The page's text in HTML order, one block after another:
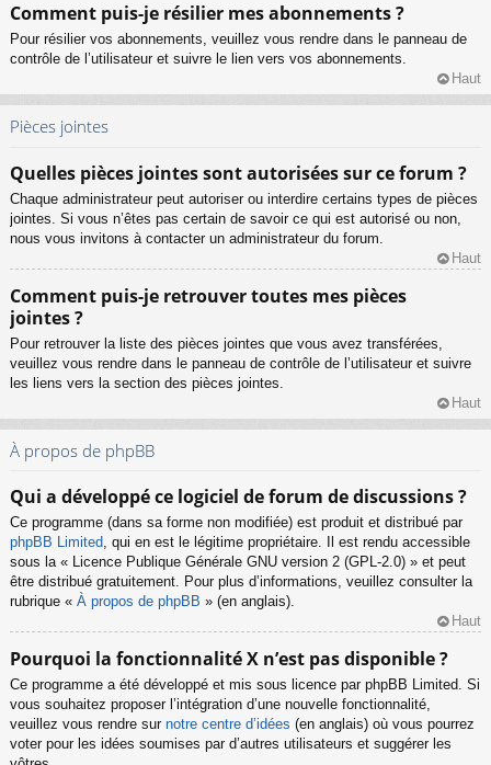
Comment puis-je résilier mes abonnements ?
Pour résilier vos abonnements, veuillez vous rendre dans le panneau de
contrôle de l’utilisateur et suivre le lien vers vos abonnements.
Haut
Pièces jointes
Quelles pièces jointes sont autorisées sur ce forum ?
Chaque administrateur peut autoriser ou interdire certains types de pièces
jointes. Si vous n’êtes pas certain de savoir ce qui est autorisé ou non,
nous vous invitons à contacter un administrateur du forum.
Haut
Comment puis-je retrouver toutes mes pièces
jointes ?
Pour retrouver la liste des pièces jointes que vous avez transférées,
veuillez vous rendre dans le panneau de contrôle de l’utilisateur et suivre
les liens vers la section des pièces jointes.
Haut
À propos de phpBB
Qui a développé ce logiciel de forum de discussions ?
Ce programme (dans sa forme non modifiée) est produit et distribué par
phpBB Limited, qui en est le légitime propriétaire. Il est rendu accessible
sous la « Licence Publique Générale GNU version 2 (GPL-2.0) » et peut
être distribué gratuitement. Pour plus d’informations, veuillez consulter la
rubrique « À propos de phpBB » (en anglais).
Haut
Pourquoi la fonctionnalité X n’est pas disponible ?
Ce programme a été développé et mis sous licence par phpBB Limited. Si
vous souhaitez proposer l’intégration d’une nouvelle fonctionnalité,
veuillez vous rendre sur notre centre d’idées (en anglais) où vous pourrez
voter pour les idées soumises par d’autres utilisateurs et suggérer les